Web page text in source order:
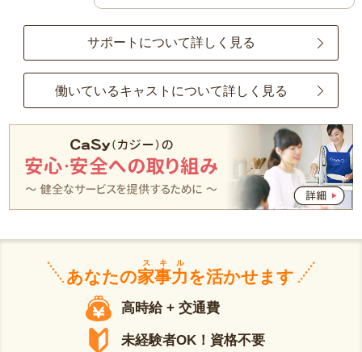
サポートについて詳しく見る
働いているキャストについて詳しく見る
あなたの家事力
スキル
を活かせます
高時給 + 交通費
未経験者OK！資格不要